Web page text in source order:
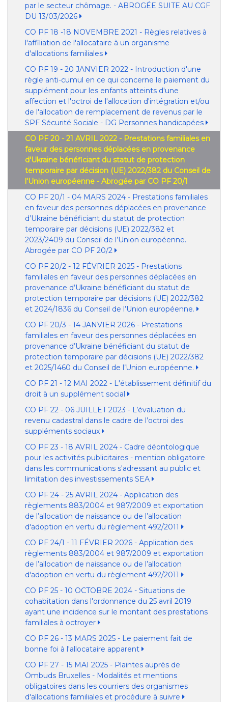
par le secteur chômage. - ABROGÉE SUITE AU CGF
DU 13/03/2026
CO PF 18 -18 NOVEMBRE 2021 - Règles relatives à
l'affiliation de l'allocataire à un organisme
d'allocations familiales
CO PF 19 - 20 JANVIER 2022 - Introduction d'une
règle anti-cumul en ce qui concerne le paiement du
supplément pour les enfants atteints d'une
affection et l'octroi de l'allocation d'intégration et/ou
de l'allocation de remplacement de revenus par le
SPF Sécurité Sociale - DG Personnes handicapées
CO PF 20 - 21 AVRIL 2022 - Prestations familiales en
faveur des personnes déplacées en provenance
d'Ukraine bénéficiant du statut de protection
temporaire par décision (UE) 2022/382 du Conseil de
l'Union européenne - Abrogée par CO PF 20/1
CO PF 20/1 - 04 MARS 2024 - Prestations familiales
en faveur des personnes déplacées en provenance
d’Ukraine bénéficiant du statut de protection
temporaire par décisions (UE) 2022/382 et
2023/2409 du Conseil de l’Union européenne.
Abrogée par CO PF 20/2
CO PF 20/2 - 12 FÉVRIER 2025 - Prestations
familiales en faveur des personnes déplacées en
provenance d’Ukraine bénéficiant du statut de
protection temporaire par décisions (UE) 2022/382
et 2024/1836 du Conseil de l’Union européenne.
CO PF 20/3 - 14 JANVIER 2026 - Prestations
familiales en faveur des personnes déplacées en
provenance d’Ukraine bénéficiant du statut de
protection temporaire par décisions (UE) 2022/382
et 2025/1460 du Conseil de l’Union européenne.
CO PF 21 - 12 MAI 2022 - L'établissement définitif du
droit à un supplément social
CO PF 22 - 06 JUILLET 2023 - L’évaluation du
revenu cadastral dans le cadre de l’octroi des
suppléments sociaux
CO PF 23 - 18 AVRIL 2024 - Cadre déontologique
pour les activités publicitaires - mention obligatoire
dans les communications s'adressant au public et
limitation des investissements SEA
CO PF 24 - 25 AVRIL 2024 - Application des
règlements 883/2004 et 987/2009 et exportation
de l’allocation de naissance ou de l’allocation
d'adoption en vertu du règlement 492/2011
CO PF 24/1 - 11 FÉVRIER 2026 - Application des
règlements 883/2004 et 987/2009 et exportation
de l’allocation de naissance ou de l’allocation
d'adoption en vertu du règlement 492/2011
CO PF 25 - 10 OCTOBRE 2024 - Situations de
cohabitation dans l'ordonnance du 25 avril 2019
ayant une incidence sur le montant des prestations
familiales à octroyer
CO PF 26 - 13 MARS 2025 - Le paiement fait de
bonne foi à l'allocataire apparent
CO PF 27 - 15 MAI 2025 - Plaintes auprès de
Ombuds Bruxelles - Modalités et mentions
obligatoires dans les courriers des organismes
d'allocations familiales et procédure à suivre